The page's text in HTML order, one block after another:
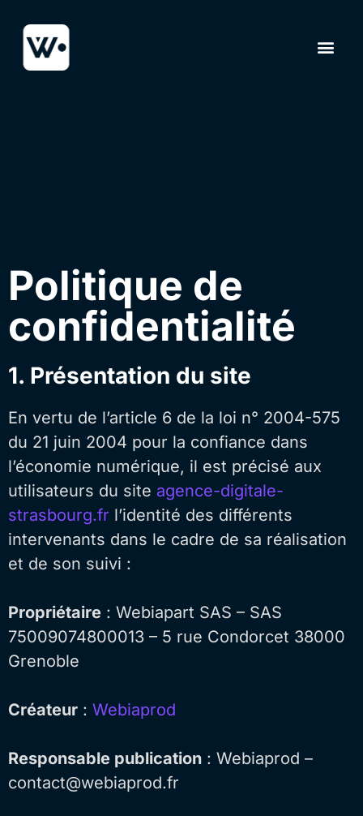
Politique de
confidentialité
1. Présentation du site
En vertu de l’article 6 de la loi n° 2004-575
du 21 juin 2004 pour la confiance dans
l’économie numérique, il est précisé aux
utilisateurs du site agence-digitale-
strasbourg.fr l’identité des différents
intervenants dans le cadre de sa réalisation
et de son suivi :
Propriétaire : Webiapart SAS – SAS
75009074800013 – 5 rue Condorcet 38000
Grenoble
Créateur : Webiaprod
Responsable publication : Webiaprod –
contact@webiaprod.fr